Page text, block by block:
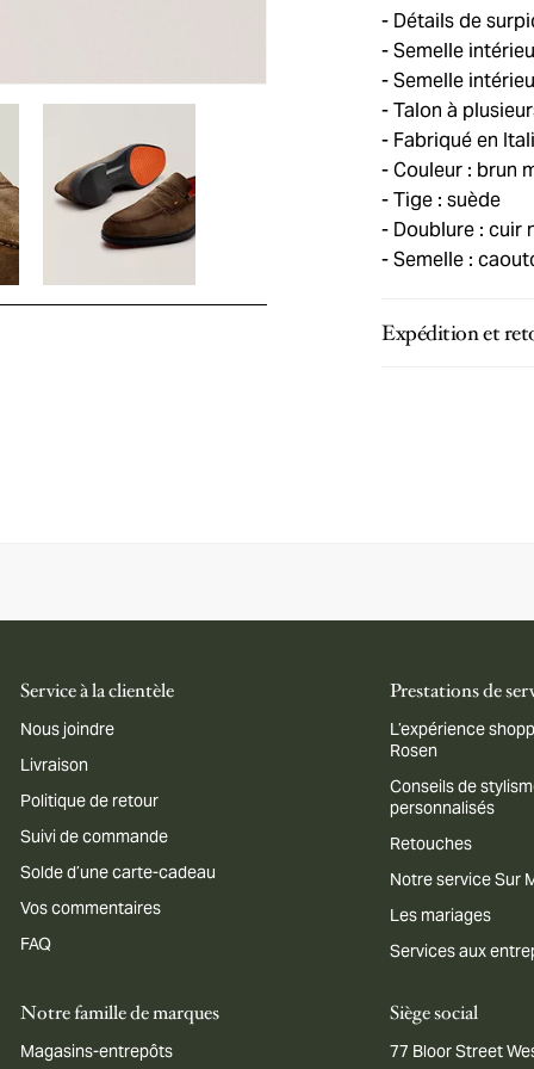
Détails de
Semelle
Semelle
Talon à
Fabriqué en
Couleur : brun
Tige : suède
Doublure : cuir
Semelle :
Expédition et
Service à la clientèle
Nous joindre
Livraison
Politique de retour
Suivi de commande
Solde d’une carte-cadeau
Vos commentaires
FAQ
Prestations de
L’expérience
Rosen
Conseils de
personnalisés
Retouches
Notre service Sur
Les mariages
Services aux
Notre famille de marques
Magasins-entrepôts
Siège social
77 Bloor Street